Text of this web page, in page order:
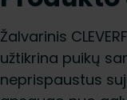
Žalvarinis
užtikrina puikų
neprispaustus